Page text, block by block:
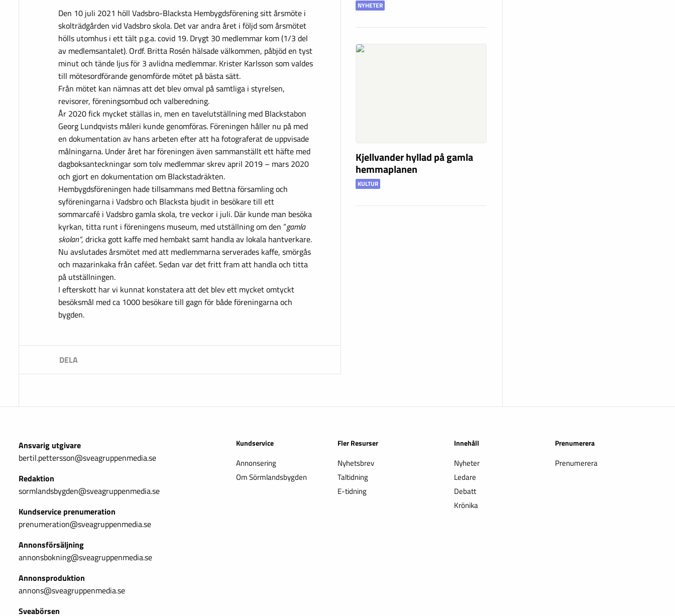
Den 10 juli 2021 höll Vadsbro-Blacksta Hembygdsförening sitt årsmöte i
skolträdgården vid Vadsbro skola. Det var andra året i följd som årsmötet
hölls utomhus i ett tält p.g.a. covid 19. Drygt 30 medlemmar kom (1/3 del
av medlemsantalet). Ordf. Britta Rosén hälsade välkommen, påbjöd en tyst
minut och tände ljus för 3 avlidna medlemmar. Krister Karlsson som valdes
till mötesordförande genomförde mötet på bästa sätt.
Från mötet kan nämnas att det blev omval på samtliga i styrelsen,
revisorer, föreningsombud och valberedning.
År 2020 fick mycket ställas in, men en tavelutställning med Blackstabon
Georg Lundqvists måleri kunde genomföras. Föreningen håller nu på med
en dokumentation av hans arbeten efter att ha fotograferat de uppvisade
målningarna. Under året har föreningen även sammanställt ett häfte med
dagboksanteckningar som tolv medlemmar skrev april 2019 – mars 2020
och gjort en dokumentation om Blackstadräkten.
Hembygdsföreningen hade tillsammans med Bettna församling och
syföreningarna i Vadsbro och Blacksta bjudit in besökare till ett
sommarcafé i Vadsbro gamla skola, tre veckor i juli. Där kunde man besöka
kyrkan, titta runt i föreningens museum, med utställning om den ”gamla
skolan”, dricka gott kaffe med hembakt samt handla av lokala hantverkare.
Nu avslutades årsmötet med att medlemmarna serverades kaffe, smörgås
och mazarinkaka från caféet. Sedan var det fritt fram att handla och titta
på utställningen.
I efterskott har vi kunnat konstatera att det blev ett mycket omtyckt
besöksmål med ca 1000 besökare till gagn för både föreningarna och
bygden.
NYHETER
Kjellvander hyllad på gamla
hemmaplanen
KULTUR
Ansvarig utgivare
bertil.pettersson@sveagruppenmedia.se
Redaktion
sormlandsbygden@sveagruppenmedia.se
Kundservice prenumeration
prenumeration@sveagruppenmedia.se
Annonsförsäljning
annonsbokning@sveagruppenmedia.se
Annonsproduktion
annons@sveagruppenmedia.se
Sveabörsen
Kundservice
Annonsering
Om Sörmlandsbygden
Fler Resurser
Nyhetsbrev
Taltidning
E-tidning
Innehåll
Nyheter
Ledare
Debatt
Krönika
Prenumerera
Prenumerera